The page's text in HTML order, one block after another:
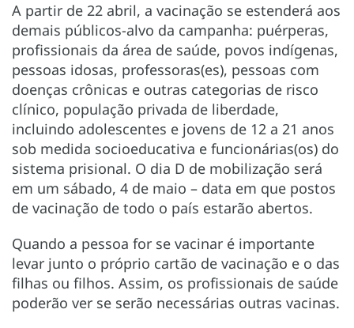
A partir de 22 abril, a vacinação se estenderá aos
demais públicos-alvo da campanha: puérperas,
profissionais da área de saúde, povos indígenas,
pessoas idosas, professoras(es), pessoas com
doenças crônicas e outras categorias de risco
clínico, população privada de liberdade,
incluindo adolescentes e jovens de 12 a 21 anos
sob medida socioeducativa e funcionárias(os) do
sistema prisional. O dia D de mobilização será
em um sábado, 4 de maio – data em que postos
de vacinação de todo o país estarão abertos.
Quando a pessoa for se vacinar é importante
levar junto o próprio cartão de vacinação e o das
filhas ou filhos. Assim, os profissionais de saúde
poderão ver se serão necessárias outras vacinas.